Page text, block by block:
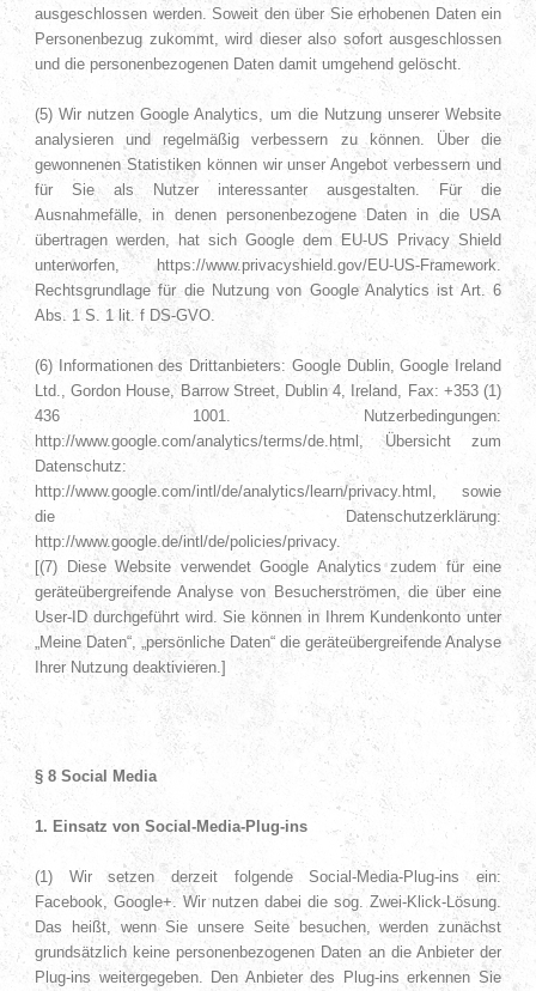
ausgeschlossen werden. Soweit den über Sie erhobenen Daten ein
Personenbezug zukommt, wird dieser also sofort ausgeschlossen
und die personenbezogenen Daten damit umgehend gelöscht.
(5) Wir nutzen Google Analytics, um die Nutzung unserer Website
analysieren und regelmäßig verbessern zu können. Über die
gewonnenen Statistiken können wir unser Angebot verbessern und
für Sie als Nutzer interessanter ausgestalten. Für die
Ausnahmefälle, in denen personenbezogene Daten in die USA
übertragen werden, hat sich Google dem EU-US Privacy Shield
unterworfen, https://www.privacyshield.gov/EU-US-Framework.
Rechtsgrundlage für die Nutzung von Google Analytics ist Art. 6
Abs. 1 S. 1 lit. f DS-GVO.
(6) Informationen des Drittanbieters: Google Dublin, Google Ireland
Ltd., Gordon House, Barrow Street, Dublin 4, Ireland, Fax: +353 (1)
436 1001. Nutzerbedingungen:
http://www.google.com/analytics/terms/de.html, Übersicht zum
Datenschutz:
http://www.google.com/intl/de/analytics/learn/privacy.html, sowie
die Datenschutzerklärung:
http://www.google.de/intl/de/policies/privacy.
[(7) Diese Website verwendet Google Analytics zudem für eine
geräteübergreifende Analyse von Besucherströmen, die über eine
User-ID durchgeführt wird. Sie können in Ihrem Kundenkonto unter
„Meine Daten“, „persönliche Daten“ die geräteübergreifende Analyse
Ihrer Nutzung deaktivieren.]
§ 8 Social Media
1. Einsatz von Social-Media-Plug-ins
(1) Wir setzen derzeit folgende Social-Media-Plug-ins ein:
Facebook, Google+. Wir nutzen dabei die sog. Zwei-Klick-Lösung.
Das heißt, wenn Sie unsere Seite besuchen, werden zunächst
grundsätzlich keine personenbezogenen Daten an die Anbieter der
Plug-ins weitergegeben. Den Anbieter des Plug-ins erkennen Sie